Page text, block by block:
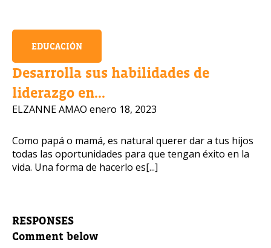
EDUCACIÓN
Desarrolla sus habilidades de
liderazgo en...
ELZANNE AMAO enero 18, 2023
Como papá o mamá, es natural querer dar a tus hijos
todas las oportunidades para que tengan éxito en la
vida. Una forma de hacerlo es[...]
RESPONSES
Comment below